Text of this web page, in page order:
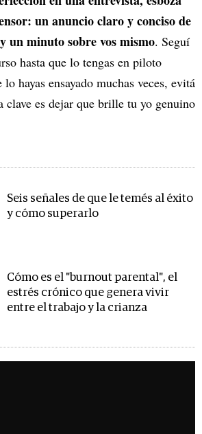
un anuncio claro y conciso de
un minuto sobre vos mismo. Seguí
hasta que lo tengas en piloto
hayas ensayado muchas veces, evitá
clave es dejar que brille tu yo genuino
Seis señales de que le temés al éxito
y cómo superarlo
Cómo es el "burnout parental", el
estrés crónico que genera vivir
entre el trabajo y la crianza